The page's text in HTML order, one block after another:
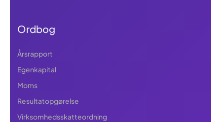
Ordbog
Årsrapport
Egenkapital
Moms
Resultatopgørelse
Virksomhedsskatteordning